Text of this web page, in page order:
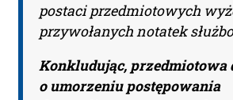
Piotr Liwszic prowadzący
jawneprzezpoufne Piotr Liwszic z
ul. Grzybowskiej 43, 00-855 Warszawa,
postaci przedmiotowych
przywołanych notatek
Konkludując, przedmiotowa
o umorzeniu postępowania